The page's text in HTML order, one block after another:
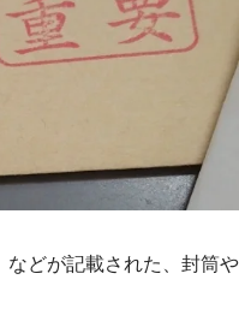
などが記載された、封筒や